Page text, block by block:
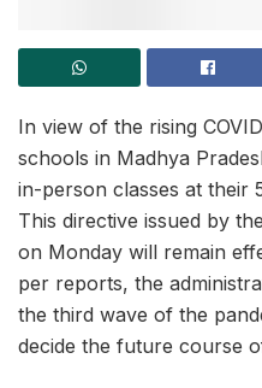
In view of the rising
schools in Madhya
in-person classes at their
This directive issued by
on Monday will remain
per reports, the
the third wave of the
decide the future course